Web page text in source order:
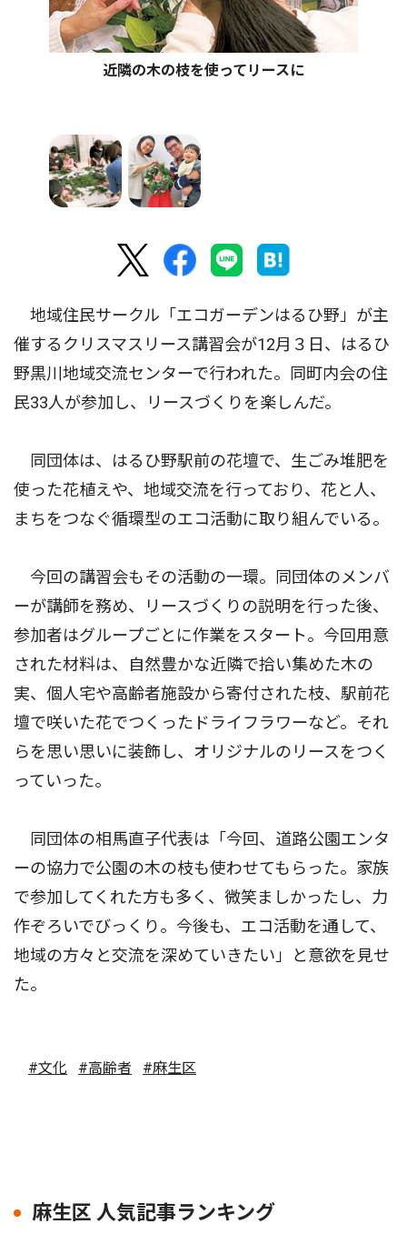
近隣の木の枝を使ってリースに
地域住民サークル「エコガーデンはるひ野」が主
催するクリスマスリース講習会が12月３日、はるひ
野黒川地域交流センターで行われた。同町内会の住
民33人が参加し、リースづくりを楽しんだ。
同団体は、はるひ野駅前の花壇で、生ごみ堆肥を
使った花植えや、地域交流を行っており、花と人、
まちをつなぐ循環型のエコ活動に取り組んでいる。
今回の講習会もその活動の一環。同団体のメンバ
ーが講師を務め、リースづくりの説明を行った後、
参加者はグループごとに作業をスタート。今回用意
された材料は、自然豊かな近隣で拾い集めた木の
実、個人宅や高齢者施設から寄付された枝、駅前花
壇で咲いた花でつくったドライフラワーなど。それ
らを思い思いに装飾し、オリジナルのリースをつく
っていった。
同団体の相馬直子代表は「今回、道路公園エンタ
ーの協力で公園の木の枝も使わせてもらった。家族
で参加してくれた方も多く、微笑ましかったし、力
作ぞろいでびっくり。今後も、エコ活動を通して、
地域の方々と交流を深めていきたい」と意欲を見せ
た。
#文化 #高齢者 #麻生区
麻生区 人気記事ランキング